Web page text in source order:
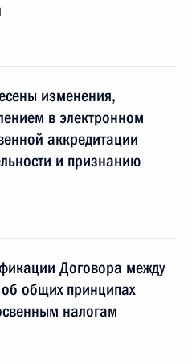
изменения,
в электронном
аккредитации
и признанию
Договора между
общих принципах
налогам